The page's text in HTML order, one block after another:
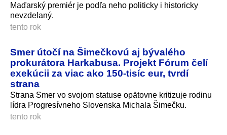
Maďarský premiér je podľa neho politicky i historicky
nevzdelaný.
tento rok
Smer útočí na Šimečkovú aj bývalého
prokurátora Harkabusa. Projekt Fórum čelí
exekúcii za viac ako 150-tisíc eur, tvrdí
strana
Strana Smer vo svojom statuse opätovne kritizuje rodinu
lídra Progresívneho Slovenska Michala Šimečku.
tento rok